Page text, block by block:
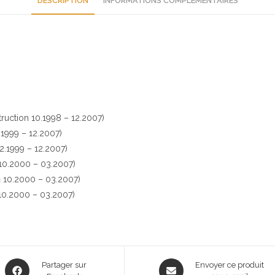
10.1998 – 12.2007)
– 12.2007)
– 12.2007)
– 03.2007)
10.2000 – 03.2007)
– 03.2007)
Opens
Partager sur
Opens
Envoyer ce produit